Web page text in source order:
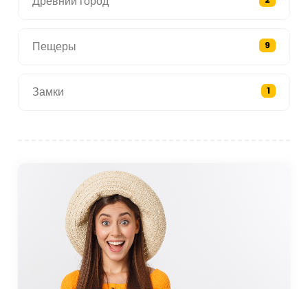
Пещеры 9
Замки 1